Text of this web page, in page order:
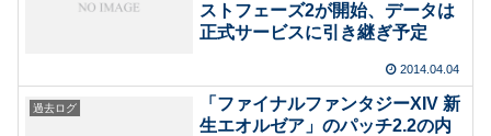
ストフェーズ2が開始、データは
正式サービスに引き継ぎ予定
2014.04.04
過去ログ
「ファイナルファンタジーXIV 新
生エオルゼア」のパッチ2.2の内